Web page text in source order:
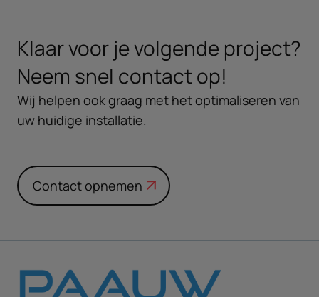
Klaar voor je volgende project?
Neem snel contact op!
Wij helpen ook graag met het optimaliseren van
uw huidige installatie.
Contact opnemen